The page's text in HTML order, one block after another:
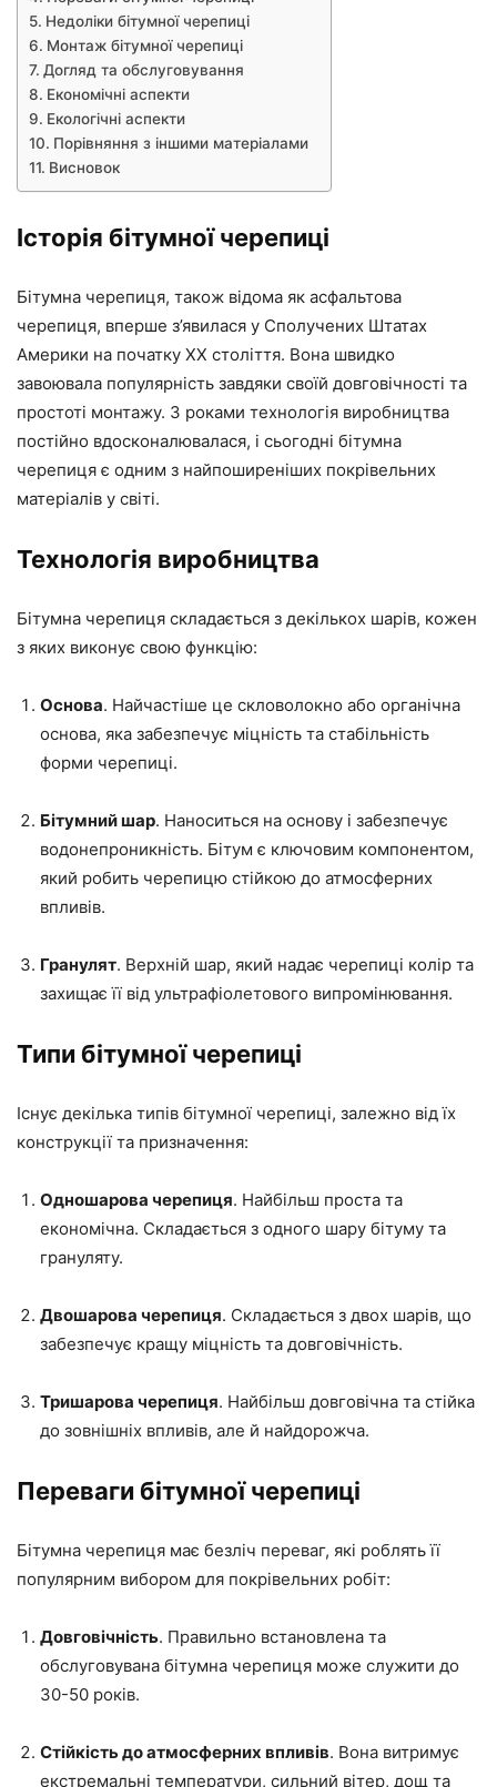
Недоліки бітумної черепиці
Монтаж бітумної черепиці
Догляд та обслуговування
Економічні аспекти
Екологічні аспекти
Порівняння з іншими матеріалами
Висновок
Історія бітумної черепиці
Бітумна черепиця, також відома як асфальтова
черепиця, вперше з’явилася у Сполучених Штатах
Америки на початку XX століття. Вона швидко
завоювала популярність завдяки своїй довговічності та
простоті монтажу. З роками технологія виробництва
постійно вдосконалювалася, і сьогодні бітумна
черепиця є одним з найпоширеніших покрівельних
матеріалів у світі.
Технологія виробництва
Бітумна черепиця складається з декількох шарів, кожен
з яких виконує свою функцію:
Основа. Найчастіше це скловолокно або органічна
основа, яка забезпечує міцність та стабільність
форми черепиці.
Бітумний шар. Наноситься на основу і забезпечує
водонепроникність. Бітум є ключовим компонентом,
який робить черепицю стійкою до атмосферних
впливів.
Гранулят. Верхній шар, який надає черепиці колір та
захищає її від ультрафіолетового випромінювання.
Типи бітумної черепиці
Існує декілька типів бітумної черепиці, залежно від їх
конструкції та призначення:
Одношарова черепиця. Найбільш проста та
економічна. Складається з одного шару бітуму та
грануляту.
Двошарова черепиця. Складається з двох шарів, що
забезпечує кращу міцність та довговічність.
Тришарова черепиця. Найбільш довговічна та стійка
до зовнішніх впливів, але й найдорожча.
Переваги бітумної черепиці
Бітумна черепиця має безліч переваг, які роблять її
популярним вибором для покрівельних робіт:
Довговічність. Правильно встановлена та
обслуговувана бітумна черепиця може служити до
30-50 років.
Стійкість до атмосферних впливів. Вона витримує
екстремальні температури, сильний вітер, дощ та